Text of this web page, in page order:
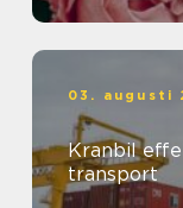
03. augusti
Kranbil effektiv lösning för lyft och
transport